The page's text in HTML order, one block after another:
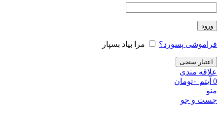
ورود
فراموشی پسورد؟ مرا بیاد بسپار
اعتبار سنجی
علاقه مندی
0 آیتم ۰تومان
منو
جست و جو